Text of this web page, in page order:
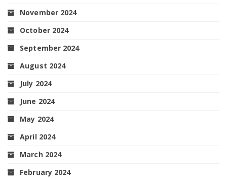
November 2024
October 2024
September 2024
August 2024
July 2024
June 2024
May 2024
April 2024
March 2024
February 2024